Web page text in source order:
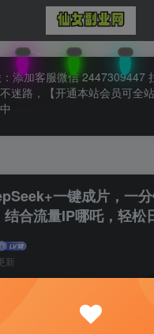
添加客服微信 2447309447
迷路，【开通本站会员可全
一键成片，一
合流量IP哪吒，轻松
新